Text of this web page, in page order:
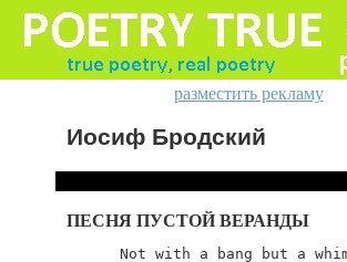
разместить рекламу
Иосиф Бродский
ПЕСНЯ ПУСТОЙ ВЕРАНДЫ
Not with a bang but a